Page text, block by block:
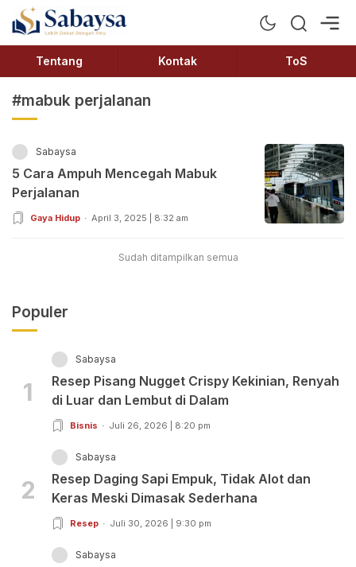
Sabaysa
Lebih Dekat Dengan Ilmu
Tentang Kontak ToS
#mabuk perjalanan
Sabaysa
5 Cara Ampuh Mencegah Mabuk
Perjalanan
Gaya Hidup April 3, 2025 | 8:32 am
Sudah ditampilkan semua
Populer
1
Sabaysa
Resep Pisang Nugget Crispy Kekinian, Renyah
di Luar dan Lembut di Dalam
Bisnis Juli 26, 2026 | 8:20 pm
2
Sabaysa
Resep Daging Sapi Empuk, Tidak Alot dan
Keras Meski Dimasak Sederhana
Resep Juli 30, 2026 | 9:30 pm
Sabaysa